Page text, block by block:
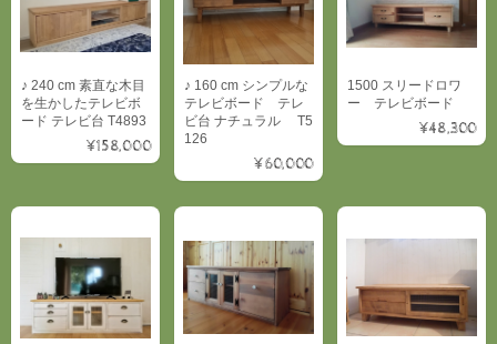
♪ 240 cm 素直な木目
を生かしたテレビボ
ード テレビ台 T4893
¥158,000
♪ 160 cm シンプルな
テレビボード テレ
ビ台 ナチュラル T5
126
¥60,000
1500 スリードロワ
ー テレビボード
¥48,300